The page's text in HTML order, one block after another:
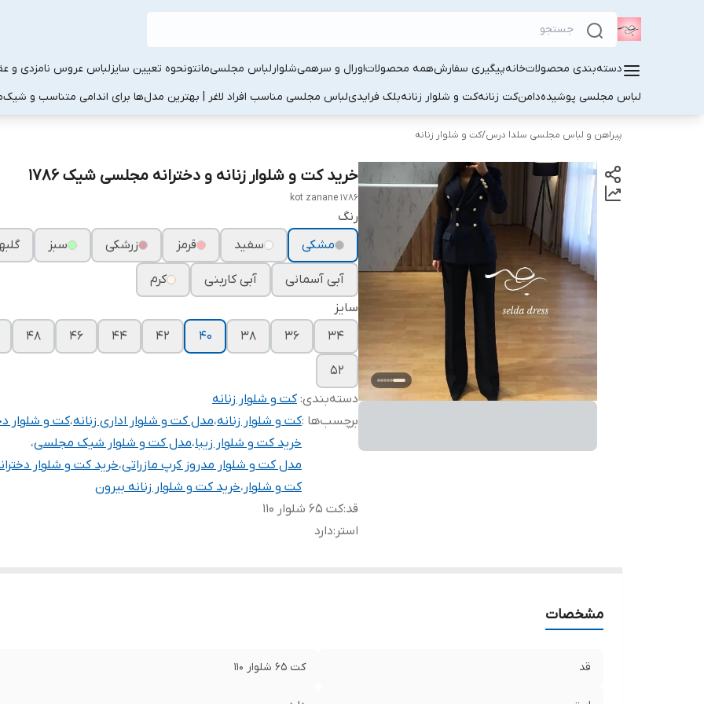
دسته‌بندی محصولاتخانهپیگیری سفارشهمه محصولاتاورال و سرهمیشلوارلباس مجلسیمانتونحوه تعیین سایزلباس عروس نامزدی و
لباس مجلسی پوشیدهدامنکت زنانهکت و شلوار زنانهبلک فرایدیلباس مجلسی مناسب افراد لاغر | بهترین مدل‌ها برای اندامی متناسب و شیک
پیراهن و لباس مجلسی سلدا درس/کت و شلوار زنانه
خرید کت و شلوار زنانه و دخترانه مجلسی شیک ۱۷۸۶
kot zanane 1786
رنگ
مشکی
سفید قرمز زرشکی سبز
آبی آسمانی آبی کاربنی
کرم
سایز
۳۴
۳۶ ۳۸ ۴۰ ۴۲ ۴۴ ۴۶ ۴۸
۵۲
دسته‌بندی:کت و شلوار زنانه
برچسب‌ها :کت و شلوار زنانه،مدل کت و شلوار اداری زنانه،کت و شلوار
خرید کت و شلوار زیبا،مدل کت و شلوار شیک مجلسی،
مدل کت و شلوار مدروز کرپ مازراتی،خرید کت و شلوار
کت و شلوار ،خرید کت و شلوار زنانه بیرون
قد:کت ۶۵ شلوار ۱۱۰
استر :دارد
مشخصات
قد کت ۶۵ شلوار ۱۱۰